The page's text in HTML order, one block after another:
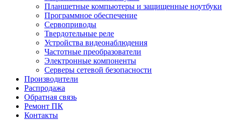
Планшетные компьютеры и защищенные ноутбуки
Программное обеспечение
Сервоприводы
Твердотельные реле
Устройства видеонаблюдения
Частотные преобразователи
Электронные компоненты
Серверы сетевой безопасности
Производители
Распродажа
Обратная связь
Ремонт ПК
Контакты